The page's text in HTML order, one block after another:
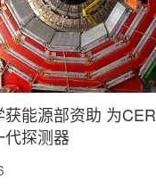
获能源部资助 为
代探测器